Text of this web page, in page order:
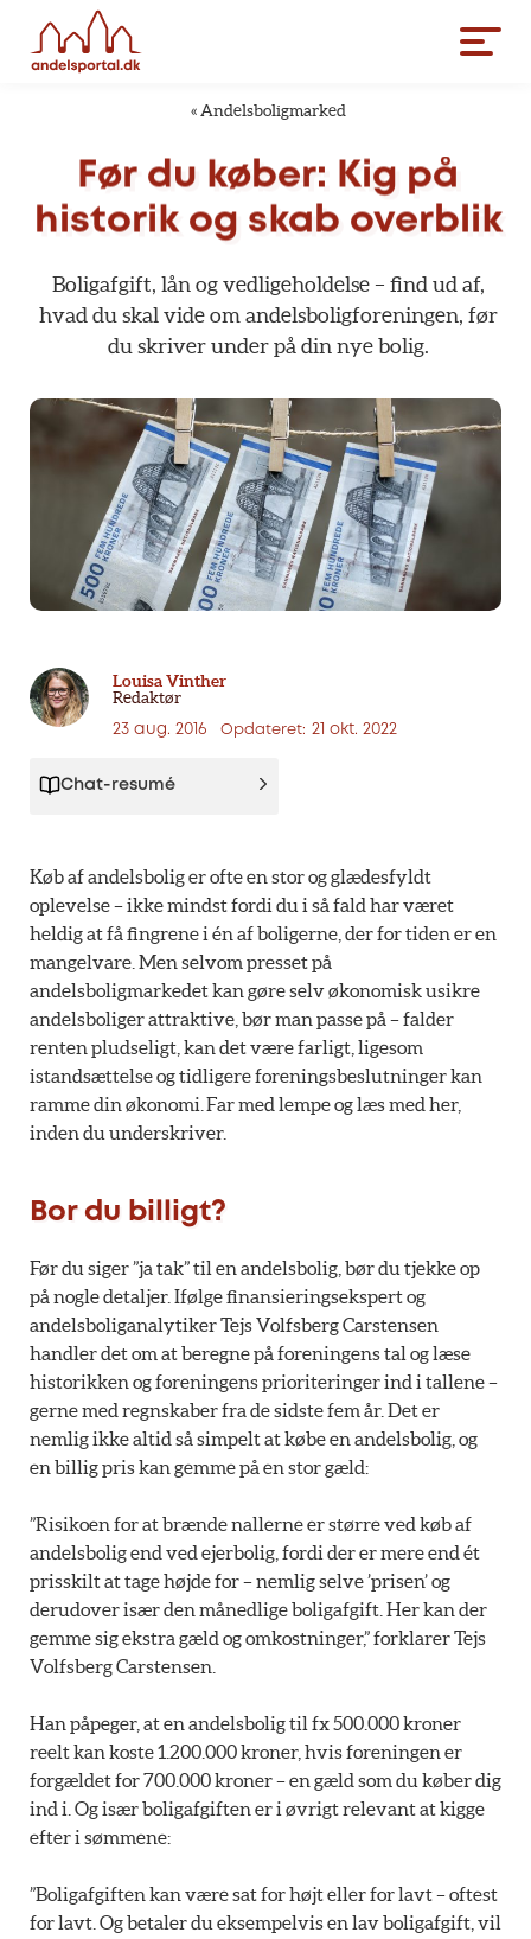
« Andelsboligmarked
Før du køber: Kig på
historik og skab overblik
Boligafgift, lån og vedligeholdelse – find ud af,
hvad du skal vide om andelsboligforeningen, før
du skriver under på din nye bolig.
Louisa Vinther
Redaktør
23 aug. 2016 Opdateret: 21 okt. 2022
Chat-resumé
Køb af andelsbolig er ofte en stor og glædesfyldt
oplevelse – ikke mindst fordi du i så fald har været
heldig at få fingrene i én af boligerne, der for tiden er en
mangelvare. Men selvom presset på
andelsboligmarkedet kan gøre selv økonomisk usikre
andelsboliger attraktive, bør man passe på – falder
renten pludseligt, kan det være farligt, ligesom
istandsættelse og tidligere foreningsbeslutninger kan
ramme din økonomi. Far med lempe og læs med her,
inden du underskriver.
Bor du billigt?
Før du siger ”ja tak” til en andelsbolig, bør du tjekke op
på nogle detaljer. Ifølge finansieringsekspert og
andelsboliganalytiker Tejs Volfsberg Carstensen
handler det om at beregne på foreningens tal og læse
historikken og foreningens prioriteringer ind i tallene –
gerne med regnskaber fra de sidste fem år. Det er
nemlig ikke altid så simpelt at købe en andelsbolig, og
en billig pris kan gemme på en stor gæld:
”Risikoen for at brænde nallerne er større ved køb af
andelsbolig end ved ejerbolig, fordi der er mere end ét
prisskilt at tage højde for – nemlig selve ’prisen’ og
derudover især den månedlige boligafgift. Her kan der
gemme sig ekstra gæld og omkostninger,” forklarer Tejs
Volfsberg Carstensen.
Han påpeger, at en andelsbolig til fx 500.000 kroner
reelt kan koste 1.200.000 kroner, hvis foreningen er
forgældet for 700.000 kroner – en gæld som du køber dig
ind i. Og især boligafgiften er i øvrigt relevant at kigge
efter i sømmene:
”Boligafgiften kan være sat for højt eller for lavt – oftest
for lavt. Og betaler du eksempelvis en lav boligafgift, vil